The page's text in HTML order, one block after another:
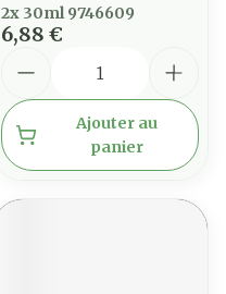
2x 30ml 9746609
6,88 €
Ajouter au
panier